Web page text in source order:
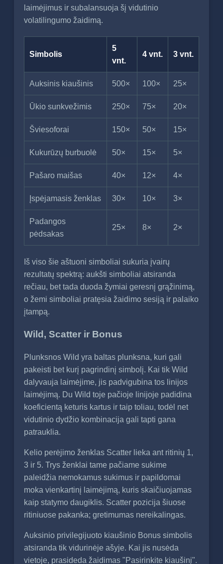
laimėjimus ir subalansuoja šį vidutinio
volatilingumo žaidimą.
Simbolis
5
vnt.
4 vnt. 3 vnt.
Auksinis kiaušinis 500× 100× 25×
Ūkio sunkvežimis 250× 75× 20×
Šviesoforai 150× 50× 15×
Kukurūzų burbuolė 50× 15× 5×
Pašaro maišas 40× 12× 4×
Įspėjamasis ženklas 30× 10× 3×
Padangos
pėdsakas
25× 8× 2×
Iš viso šie aštuoni simboliai sukuria įvairų
rezultatų spektrą: aukšti simboliai atsiranda
rečiau, bet tada duoda žymiai geresnį grąžinimą,
o žemi simboliai pratęsia žaidimo sesiją ir palaiko
įtampą.
Wild, Scatter ir Bonus
Plunksnos Wild yra baltas plunksna, kuri gali
pakeisti bet kurį pagrindinį simbolį. Kai tik Wild
dalyvauja laimėjime, jis padvigubina tos linijos
laimėjimą. Du Wild toje pačioje linijoje padidina
koeficientą keturis kartus ir taip toliau, todėl net
vidutinio dydžio kombinacija gali tapti gana
patrauklia.
Kelio perėjimo ženklas Scatter lieka ant ritinių 1,
3 ir 5. Trys ženklai tame pačiame sukime
paleidžia nemokamus sukimus ir papildomai
moka vienkartinį laimėjimą, kuris skaičiuojamas
kaip statymo daugiklis. Scatter pozicija šiuose
ritiniuose pakanka; gretimumas nereikalingas.
Auksinio privilegijuoto kiaušinio Bonus simbolis
atsiranda tik vidurinėje ašyje. Kai jis nusėda
vietoje, prasideda žaidimas "Pasirinkite kiaušinį".